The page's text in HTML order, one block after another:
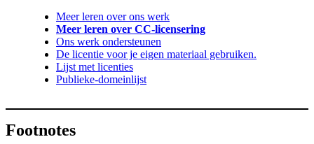
Meer leren over ons werk
Meer leren over CC-licensering
Ons werk ondersteunen
De licentie voor je eigen materiaal gebruiken.
Lijst met licenties
Publieke-domeinlijst
Footnotes